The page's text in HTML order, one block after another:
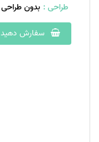
طراحی : بدون طراحی
سفارش دهید